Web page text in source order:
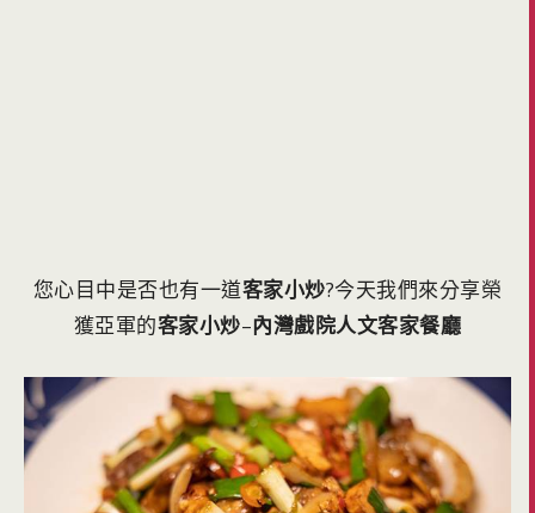
您心目中是否也有一道客家小炒?今天我們來分享榮
獲亞軍的客家小炒–內灣戲院人文客家餐廳